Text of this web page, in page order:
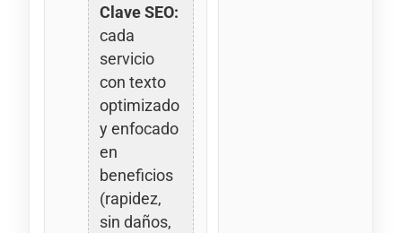
Clave SEO:
cada
servicio
con texto
optimizado
y enfocado
en
beneficios
(rapidez,
sin daños,